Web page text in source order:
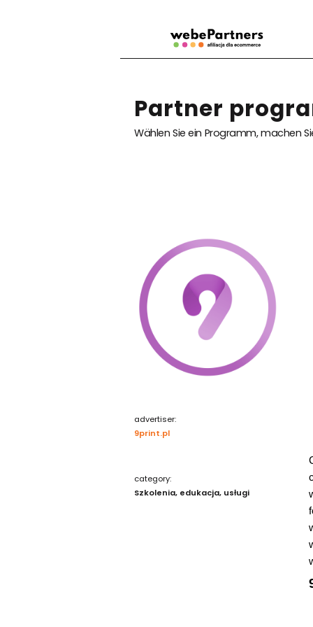
Partner
Wählen Sie ein Programm, machen
advertiser:
9print.pl
category:
Szkolenia, edukacja, usługi